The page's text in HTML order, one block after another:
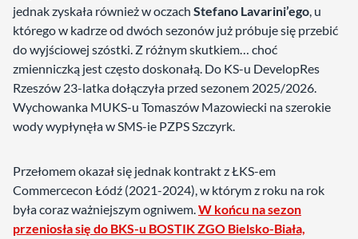
jednak zyskała również w oczach Stefano Lavarini’ego, u
którego w kadrze od dwóch sezonów już próbuje się przebić
do wyjściowej szóstki. Z różnym skutkiem… choć
zmienniczką jest często doskonałą. Do KS-u DevelopRes
Rzeszów 23-latka dołączyła przed sezonem 2025/2026.
Wychowanka MUKS-u Tomaszów Mazowiecki na szerokie
wody wypłynęła w SMS-ie PZPS Szczyrk.
Przełomem okazał się jednak kontrakt z ŁKS-em
Commercecon Łódź (2021-2024), w którym z roku na rok
była coraz ważniejszym ogniwem.W końcu na sezon
przeniosła się do BKS-u BOSTIK ZGO Bielsko-Biała,